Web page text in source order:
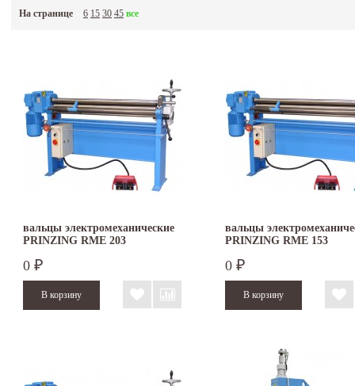
На странице 6 15 30 45 все
вальцы электромеханические
PRINZING RME 203
0 ₽
вальцы
PRINZING RME 153
0 ₽